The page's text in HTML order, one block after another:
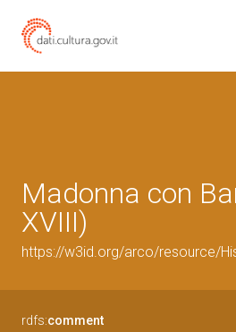
Madonna con
XVIII)
https://w3id.org/arco/resource/
rdfs:comment